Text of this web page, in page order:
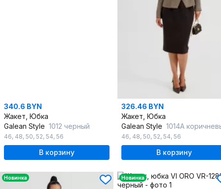
340.6 BYN
Жакет, Юбка
Galean Style 1012 черный
46, 48, 50, 52, 54, 56
В корзину
326.46 BYN
Жакет, Юбка
Galean Style 1014А коричневый/
46, 48, 50, 52, 54, 56
В корзину
Новинка Новинка